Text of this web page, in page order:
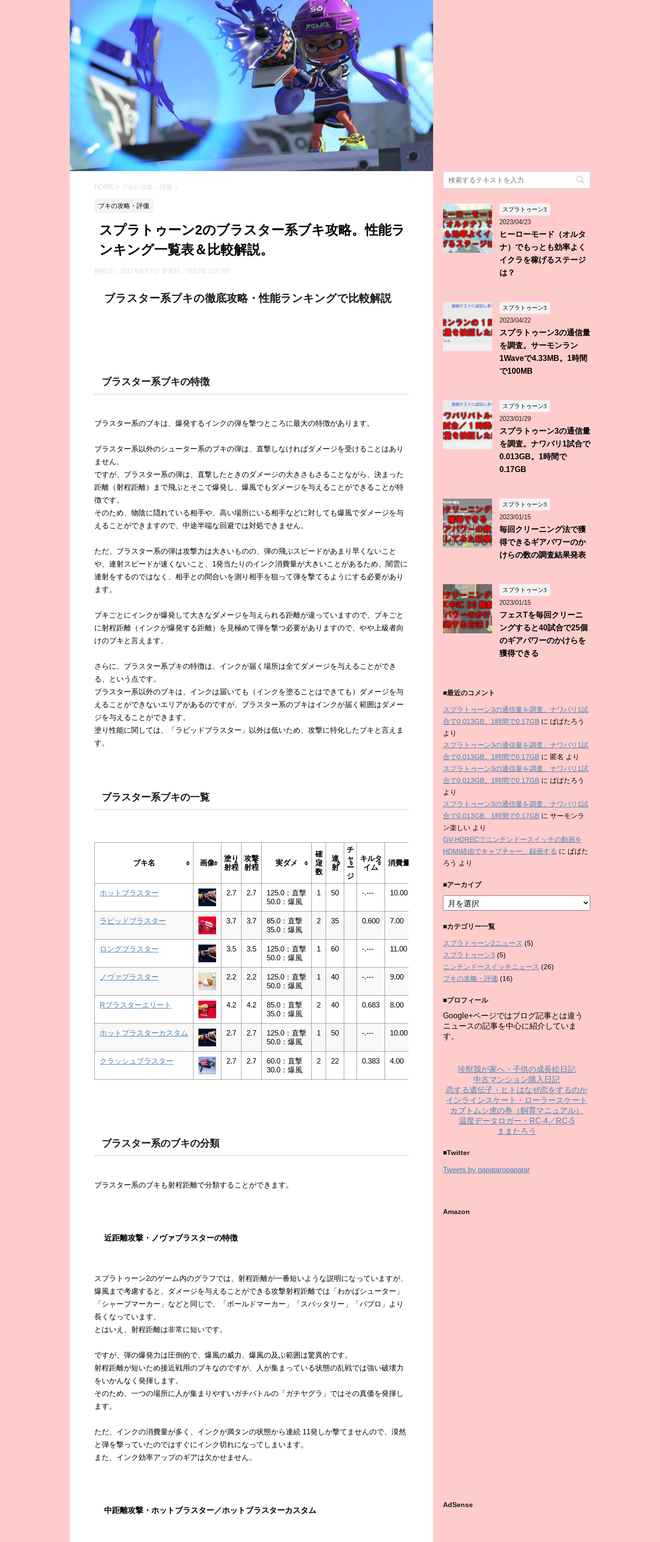
HOME > ブキの攻略・評価 >
ブキの攻略・評価
スプラトゥーン2のブラスター系ブキ攻略。性能ラ
ンキング一覧表＆比較解説。
投稿日：2017年9月7日 更新日： 2017年10月2日
ブラスター系ブキの徹底攻略・性能ランキングで比較解説
ブラスター系ブキの特徴
ブラスター系のブキは、爆発するインクの弾を撃つところに最大の特徴があります。
ブラスター系以外のシューター系のブキの弾は、直撃しなければダメージを受けることはあり
ません。
ですが、ブラスター系の弾は、直撃したときのダメージの大きさもさることながら、決まった
距離（射程距離）まで飛ぶとそこで爆発し、爆風でもダメージを与えることができることが特
徴です。
そのため、物陰に隠れている相手や、高い場所にいる相手などに対しても爆風でダメージを与
えることができますので、中途半端な回避では対処できません。
ただ、ブラスター系の弾は攻撃力は大きいものの、弾の飛ぶスピードがあまり早くないこと
や、連射スピードが速くないこと、1発当たりのインク消費量が大きいことがあるため、闇雲に
連射をするのではなく、相手との間合いを測り相手を狙って弾を撃てるようにする必要があり
ます。
ブキごとにインクが爆発して大きなダメージを与えられる距離が違っていますので、ブキごと
に射程距離（インクが爆発する距離）を見極めて弾を撃つ必要がありますので、やや上級者向
けのブキと言えます。
さらに、ブラスター系ブキの特徴は、インクが届く場所は全てダメージを与えることができ
る、という点です。
ブラスター系以外のブキは、インクは届いても（インクを塗ることはできても）ダメージを与
えることができないエリアがあるのですが、ブラスター系のブキはインクが届く範囲はダメー
ジを与えることができます。
塗り性能に関しては、「ラピッドブラスター」以外は低いため、攻撃に特化したブキと言えま
す。
ブラスター系ブキの一覧
ブキ名 画像
塗り
射程
攻撃
射程
実ダメ
確
定
数
連
射
チ
ャ
ー
ジ
キルタ
イム
消費量
連射時
間
1発
り
フル
ば
ホットブラスター 2.7 2.7
125.0：直撃
50.0：爆風
1 50 -.--- 10.00
ラピッドブラスター 3.7 3.7
85.0：直撃
35.0：爆風
2 35 0.600 7.00
ロングブラスター 3.5 3.5
125.0：直撃
50.0：爆風
1 60 -.--- 11.00 8.000 15 135 16.9
ノヴァブラスター 2.2 2.2
125.0：直撃
50.0：爆風
1 40 -.--- 9.00 6.666 14 154 23.1
Rブラスターエリート 4.2 4.2
85.0：直撃
35.0：爆風
2 40 0.683 8.00 7.333 15 180
ホットブラスターカスタム 2.7 2.7
125.0：直撃
50.0：爆風
1 50 -.--- 10.00 7.500 15300 ランク27
クラッシュブラスター 2.7 2.7
60.0：直撃
30.0：爆風
2 22 0.383 4.00
ブラスター系のブキの分類
ブラスター系のブキも射程距離で分類することができます。
近距離攻撃・ノヴァブラスターの特徴
スプラトゥーン2のゲーム内のグラフでは、射程距離が一番短いような説明になっていますが、
爆風まで考慮すると、ダメージを与えることができる攻撃射程距離では「わかばシューター」
「シャープマーカー」などと同じで、「ボールドマーカー」「スパッタリー」「パブロ」より
長くなっています。
とはいえ、射程距離は非常に短いです。
ですが、弾の爆発力は圧倒的で、爆風の威力、爆風の及ぶ範囲は驚異的です。
射程距離が短いため接近戦用のブキなのですが、人が集まっている状態の乱戦では強い破壊力
をいかんなく発揮します。
そのため、一つの場所に人が集まりやすいガチバトルの「ガチヤグラ」ではその真価を発揮し
ます。
ただ、インクの消費量が多く、インクが満タンの状態から連続 11発しか撃てませんので、漠然
と弾を撃っていたのではすぐにインク切れになってしまいます。
また、インク効率アップのギアは欠かせません。
中距離攻撃・ホットブラスター／ホットブラスターカスタム
スプラトゥーン3
2023/04/23
ヒーローモード（オルタ
ナ）でもっとも効率よく
イクラを稼げるステージ
は？
スプラトゥーン3
2023/04/22
スプラトゥーン3の通信量
を調査。サーモンラン
1Waveで4.33MB。1時間
で100MB
スプラトゥーン3
2023/01/29
スプラトゥーン3の通信量
を調査。ナワバリ1試合で
0.013GB。1時間で
0.17GB
スプラトゥーン3
2023/01/15
毎回クリーニング法で獲
得できるギアパワーのか
けらの数の調査結果発表
スプラトゥーン3
2023/01/15
フェスTを毎回クリーニ
ングすると40試合で25個
のギアパワーのかけらを
獲得できる
■最近のコメント
スプラトゥーン3の通信量を調査。ナワバリ1試
合で0.013GB。1時間で0.17GB に ぱぱたろう
より
スプラトゥーン3の通信量を調査。ナワバリ1試
合で0.013GB。1時間で0.17GB に 匿名 より
スプラトゥーン3の通信量を調査。ナワバリ1試
合で0.013GB。1時間で0.17GB に ぱぱたろう
より
スプラトゥーン3の通信量を調査。ナワバリ1試
合で0.013GB。1時間で0.17GB に サーモンラ
ン楽しい より
GV-HDRECでニンテンドースイッチの動画を
HDMI経由でキャプチャー、録画する に ぱぱた
ろう より
■アーカイブ
ア
カ
イ
■カテゴリー一覧
スプラトゥーン2ニュース (5)
スプラトゥーン3 (5)
ニンテンドースイッチニュース (26)
ブキの攻略・評価 (16)
■プロフィール
Google+ページではブログ記事とは違う
ニュースの記事を中心に紹介していま
す。
珍獣我が家へ・子供の成長絵日記
中古マンション購入日記
恋する遺伝子・ヒトはなぜ恋をするのか
インラインスケート・ローラースケート
カブトムシ虎の巻（飼育マニュアル）
温度データロガー・RC-4／RC-5
ままたろう
■Twitter
Tweets by papataropapatar
Amazon
AdSense